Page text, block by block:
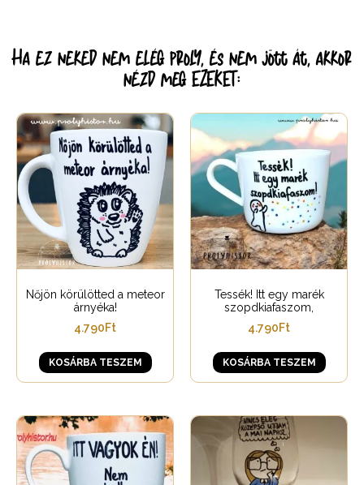
Ha ez neked nem elég proly, és nem jött át, akkor
nézd meg EZEKET:
Nőjön körülötted a meteor
árnyéka!
4.790Ft
KOSÁRBA TESZEM
Tessék! Itt egy marék
szopdkiafaszom,
4.790Ft
KOSÁRBA TESZEM